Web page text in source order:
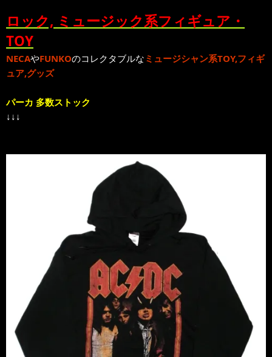
ロック, ミュージック系フィギュア・
TOY
NECAやFUNKOのコレクタブルな ミュージシャン系TOY,フィギ
ュア,グッズ
パーカ 多数ストック
↓↓↓